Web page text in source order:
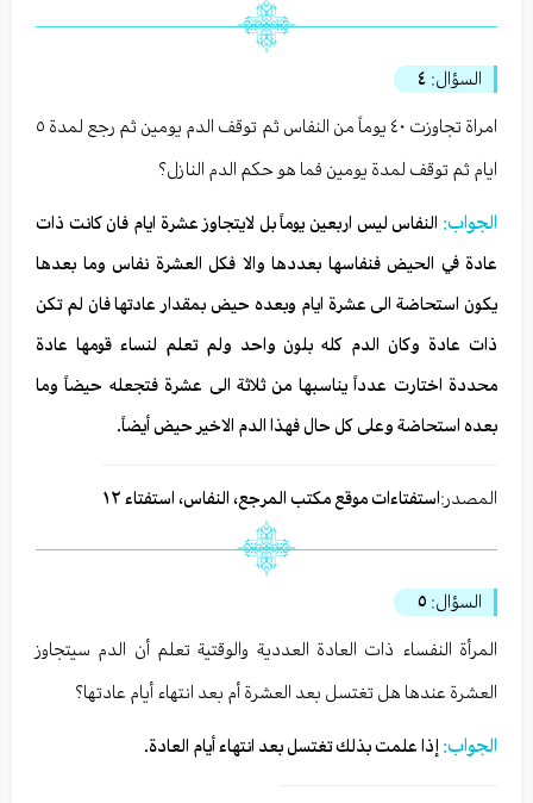
السؤال: ٤
امراة تجاوزت ٤٠ يوماً من النفاس ثم توقف الدم يومين ثم رجع لمدة ٥
ايام ثم توقف لمدة يومين فما هو حكم الدم النازل؟
الجواب: النفاس ليس اربعين يوماً بل لايتجاوز عشرة ايام فان كانت ذات
عادة في الحيض فنفاسها بعددها والا فكل العشرة نفاس وما بعدها
يكون استحاضة الى عشرة ايام وبعده حيض بمقدار عادتها فان لم تكن
ذات عادة وكان الدم كله بلون واحد ولم تعلم لنساء قومها عادة
محددة اختارت عدداً يناسبها من ثلاثة الى عشرة فتجعله حيضاً وما
بعده استحاضة وعلى كل حال فهذا الدم الاخير حيض أيضاً.
المصدر:استفتاءات موقع مكتب المرجع، النفاس، استفتاء ١٢
السؤال: ٥
المرأة النفساء ذات العادة العددية والوقتية تعلم أن الدم سيتجاوز
العشرة عندها هل تغتسل بعد العشرة أم بعد انتهاء أيام عادتها؟
الجواب: إذا علمت بذلك تغتسل بعد انتهاء أيام العادة.